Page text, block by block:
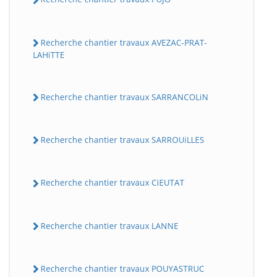
Recherche chantier travaux AVEZAC-PRAT-
LAHiTTE
Recherche chantier travaux SARRANCOLiN
Recherche chantier travaux SARROUiLLES
Recherche chantier travaux CiEUTAT
Recherche chantier travaux LANNE
Recherche chantier travaux POUYASTRUC